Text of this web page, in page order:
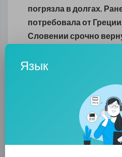
погрязла в долгах.
потребовала от
Словении срочно
ди Майо, референдум
пути Италии к
суверенитета.
“Кто-то думает, что
Язык